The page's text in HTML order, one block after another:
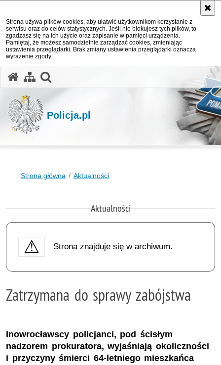
Strona używa plików cookies, aby ułatwić użytkownikom korzystanie z
serwisu oraz do celów statystycznych. Jeśli nie blokujesz tych plików, to
zgadzasz się na ich użycie oraz zapisanie w pamięci urządzenia.
Pamiętaj, że możesz samodzielnie zarządzać cookies, zmieniając
ustawienia przeglądarki. Brak zmiany ustawienia przeglądarki oznacza
wyrażenie zgody.
Policja.pl
Strona główna Aktualności
Aktualności
Strona znajduje się w archiwum.
Zatrzymana do sprawy zabójstwa
Inowrocławscy policjanci, pod ścisłym
nadzorem prokuratora, wyjaśniają okoliczności
i przyczyny śmierci 64-letniego mieszkańca